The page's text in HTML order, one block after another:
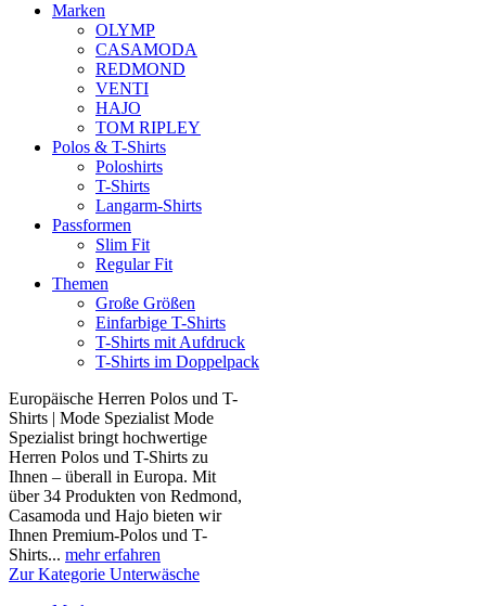
Marken
OLYMP
CASAMODA
REDMOND
VENTI
HAJO
TOM RIPLEY
Polos & T-Shirts
Poloshirts
T-Shirts
Langarm-Shirts
Passformen
Slim Fit
Regular Fit
Themen
Große Größen
Einfarbige T-Shirts
T-Shirts mit Aufdruck
T-Shirts im Doppelpack
Europäische Herren Polos und T-
Shirts | Mode Spezialist Mode
Spezialist bringt hochwertige
Herren Polos und T-Shirts zu
Ihnen – überall in Europa. Mit
über 34 Produkten von Redmond,
Casamoda und Hajo bieten wir
Ihnen Premium-Polos und T-
Shirts... mehr erfahren
Zur Kategorie Unterwäsche